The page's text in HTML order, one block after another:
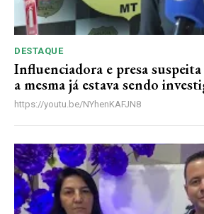
DESTAQUE
Influenciadora e presa
a mesma já estava sendo
https://youtu.be/NYhenKAFJN8